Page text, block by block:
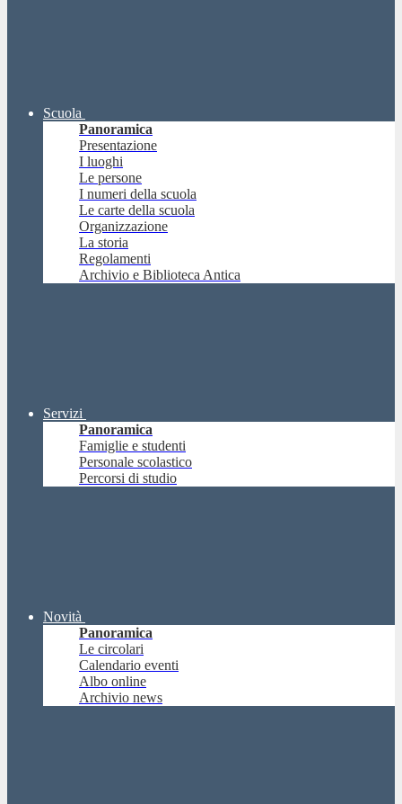
Scuola
Panoramica
Presentazione
I luoghi
Le persone
I numeri della scuola
Le carte della scuola
Organizzazione
La storia
Regolamenti
Archivio e Biblioteca Antica
Servizi
Panoramica
Famiglie e studenti
Personale scolastico
Percorsi di studio
Novità
Panoramica
Le circolari
Calendario eventi
Albo online
Archivio news